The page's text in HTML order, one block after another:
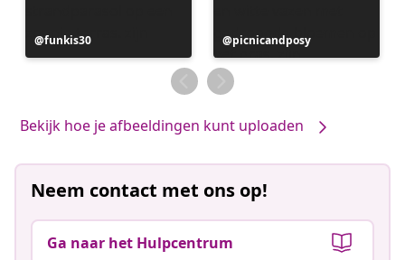
Bericht
gepubliceerd
funkis30
Bericht
gepubliceerd
door
picnicandposy
Bekijk hoe je afbeeldingen kunt uploaden
Neem contact met ons op!
Ga naar het Hulpcentrum